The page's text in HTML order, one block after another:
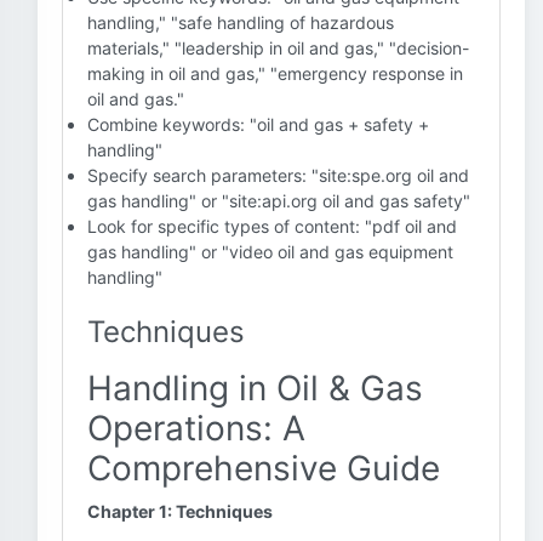
handling," "safe handling of hazardous
materials," "leadership in oil and gas," "decision-
making in oil and gas," "emergency response in
oil and gas."
Combine keywords: "oil and gas + safety +
handling"
Specify search parameters: "site:spe.org oil and
gas handling" or "site:api.org oil and gas safety"
Look for specific types of content: "pdf oil and
gas handling" or "video oil and gas equipment
handling"
Techniques
Handling in Oil & Gas
Operations: A
Comprehensive Guide
Chapter 1: Techniques